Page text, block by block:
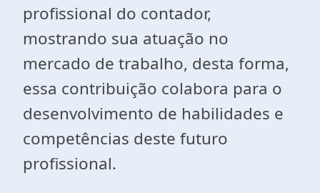
profissional do contador,
mostrando sua atuação no
mercado de trabalho, desta forma,
essa contribuição colabora para o
desenvolvimento de habilidades e
competências deste futuro
profissional.